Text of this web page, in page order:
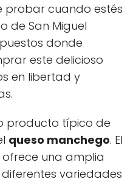
probar cuando estés
de San Miguel
donde
este delicioso
en libertad y
producto típico de
queso manchego. El
ofrece una amplia
variedades